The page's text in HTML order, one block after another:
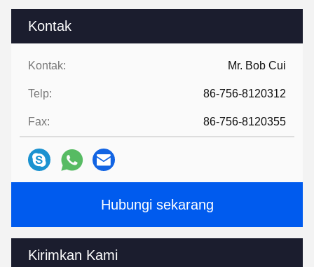
Kontak
Kontak: Mr. Bob Cui
Telp: 86-756-8120312
Fax: 86-756-8120355
Hubungi sekarang
Kirimkan Kami